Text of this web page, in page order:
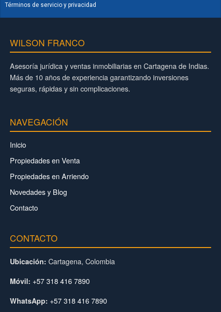
Términos de servicio y privacidad
WILSON FRANCO
Asesoría jurídica y ventas inmobiliarias en Cartagena de Indias.
Más de 10 años de experiencia garantizando inversiones
seguras, rápidas y sin complicaciones.
NAVEGACIÓN
Inicio
Propiedades en Venta
Propiedades en Arriendo
Novedades y Blog
Contacto
CONTACTO
Ubicación: Cartagena, Colombia
Móvil: +57 318 416 7890
WhatsApp: +57 318 416 7890